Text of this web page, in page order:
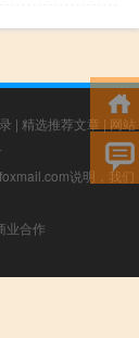
| 精选推荐文章 | 网站
说明，我们
业合作